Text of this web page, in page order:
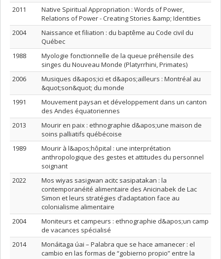
2011
Native Spiritual Appropriation : Words of Power,
Relations of Power - Creating Stories &amp; Identities
2004
Naissance et filiation : du baptême au Code civil du
Québec
1988
Myologie fonctionnelle de la queue préhensile des
singes du Nouveau Monde (Platyrrhini, Primates)
2006
Musiques d&apos;ici et d&apos;ailleurs : Montréal au
&quot;son&quot; du monde
1991
Mouvement paysan et développement dans un canton
des Andes équatoriennes
2013
Mourir en paix : ethnographie d&apos;une maison de
soins palliatifs québécoise
1989
Mourir à l&apos;hôpital : une interprétation
anthropologique des gestes et attitudes du personnel
soignant
2022
Mos wiyas sasigwan acitc sasipatakan : la
contemporanéité alimentaire des Anicinabek de Lac
Simon et leurs stratégies d’adaptation face au
colonialisme alimentaire
2004
Moniteurs et campeurs : ethnographie d&apos;un camp
de vacances spécialisé
2014
Monáitaga úai – Palabra que se hace amanecer : el
cambio en las formas de “gobierno propio” entre la